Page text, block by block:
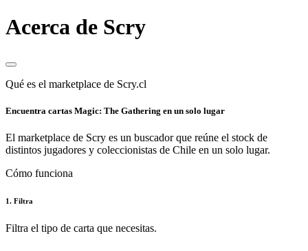
Acerca de Scry
Qué es el marketplace de Scry.cl
Encuentra cartas Magic: The Gathering en un solo lugar
El marketplace de Scry es un buscador que reúne el stock de
distintos jugadores y coleccionistas de Chile en un solo lugar.
Cómo funciona
1. Filtra
Filtra el tipo de carta que necesitas.